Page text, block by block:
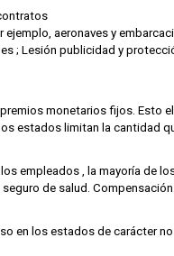
aeronaves y
; Lesión publicidad y
monetarios fijos. Esto
estados limitan la cantidad
empleados , la mayoría de
de salud.
en los estados de carácter